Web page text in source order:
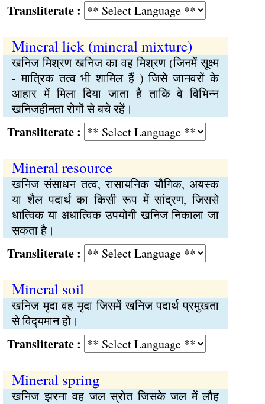
:
Mineral lick (mineral mixture)
खनिज मिश्रण खनिज का वह मिश्रण (जिनमें सूक्ष्म
- मात्रिक तत्व भी शामिल हैं ) जिसे जानवरों के
आहार में मिला दिया जाता है ताकि वे विभिन्‍न
खनिजहीनता रोगों से बचे रहें।
:
Mineral resource
खनिज संसाधन तत्व, रासायनिक यौगिक, अयस्क
या शैल पदार्थ का किसी रूप में सांद्रण, जिससे
धात्विक या अधात्विक उपयोगी खनिज निकाला जा
सकता है।
:
Mineral soil
खनिज मृदा वह मृदा जिसमें खनिज पदार्थ प्रमुखता
से विद्‍यमान हो।
:
Mineral spring
खनिज झरना वह जल स्रोत जिसके जल में लौह